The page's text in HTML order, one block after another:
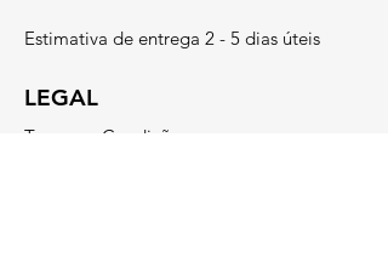
Estimativa de entrega 2 - 5 dias úteis
LEGAL
Termos e Condições